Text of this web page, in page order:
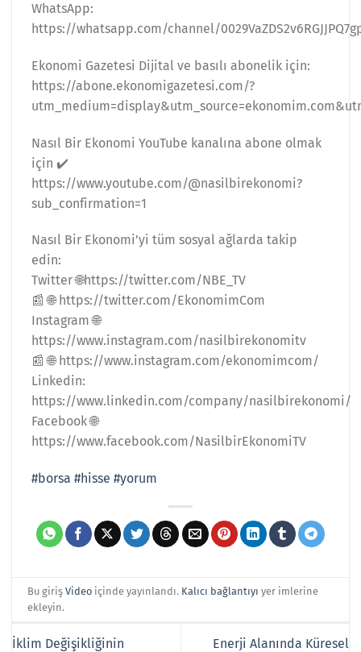
WhatsApp:
https://whatsapp.com/channel/
Ekonomi Gazetesi Dijital ve basılı abonelik için:
https://abone.ekonomigazetesi.com/?
Nasıl Bir Ekonomi YouTube kanalına abone olmak
için ✔️
https://www.youtube.com/@nasilbirekonomi?
sub_confirmation=1
Nasıl Bir Ekonomi’yi tüm sosyal ağlarda takip
edin:
Twitter 🌐https://twitter.com/NBE_TV
📰 🌐 https://twitter.com/EkonomimCom
Instagram 🌐
https://www.instagram.com/nasilbirekonomitv
📰 🌐 https://www.instagram.com/ekonomimcom/
Linkedin:
https://www.linkedin.com/company/nasilbirekonomi/
Facebook 🌐
https://www.facebook.com/NasilbirEkonomiTV
#borsa #hisse #yorum
Bu girişVideo içinde yayınlandı. Kalıcı bağlantıyı yer imlerine
ekleyin.
İklim Değişikliğinin
Enerji Alanında Küresel